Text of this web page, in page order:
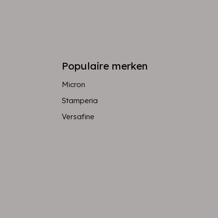
Populaire merken
Micron
Stamperia
Versafine